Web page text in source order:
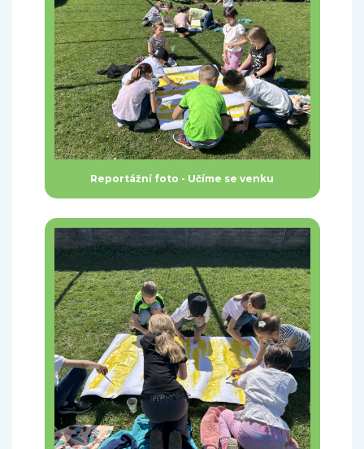
Reportážní foto - Učíme se venku